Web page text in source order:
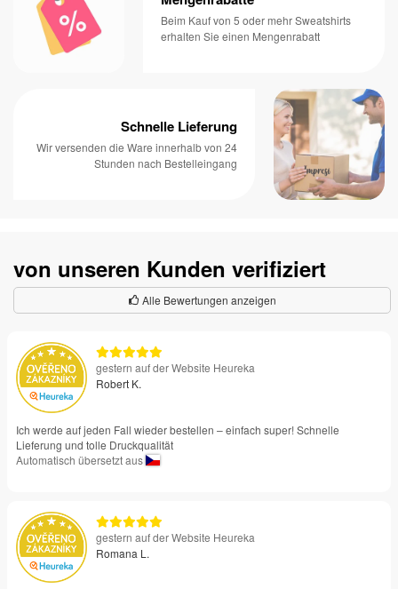
Beim Kauf von 5 oder mehr Sweatshirts
erhalten Sie einen Mengenrabatt
Schnelle Lieferung
Wir versenden die Ware innerhalb von 24
Stunden nach Bestelleingang
von unseren Kunden verifiziert
Alle Bewertungen anzeigen
gestern auf der Website Heureka
Robert K.
Ich werde auf jeden Fall wieder bestellen – einfach super! Schnelle
Lieferung und tolle Druckqualität
Automatisch übersetzt aus
gestern auf der Website Heureka
Romana L.